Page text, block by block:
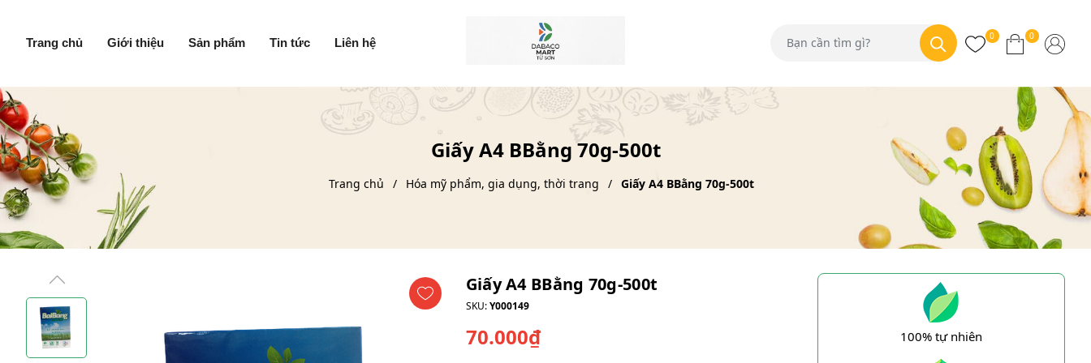
Trang chủ Giới thiệu Sản phẩm Tin tức Liên hệ 0 0
Giấy A4 BBằng 70g-500t
Trang chủ Hóa mỹ phẩm, gia dụng, thời trang Giấy A4 BBằng 70g-500t
Giấy A4 BBằng 70g-500t
SKU:Y000149
70.000₫ 100% tự nhiên